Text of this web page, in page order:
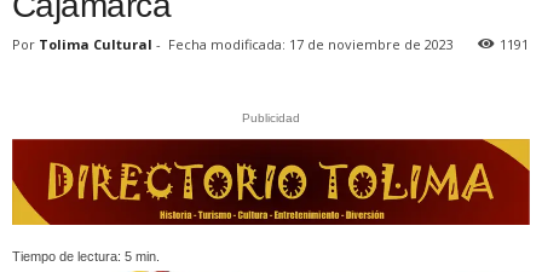
Por Tolima Cultural - Fecha modificada: 17 de noviembre de 2023 1191
Publicidad
Tiempo de lectura: 5 min.